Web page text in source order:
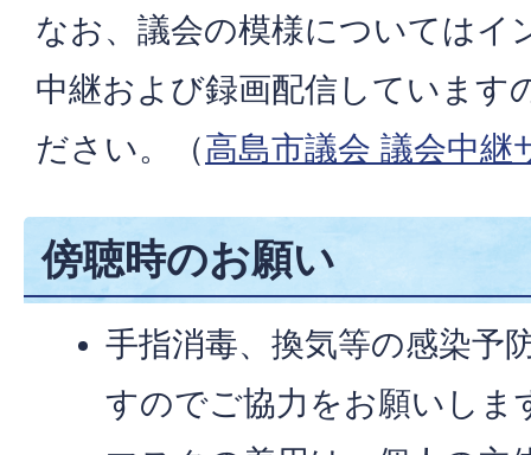
なお、議会の模様についてはイ
中継および録画配信しています
ださい。（高島市議会 議会中継
傍聴時のお願い
手指消毒、換気等の感染予
すのでご協力をお願いしま